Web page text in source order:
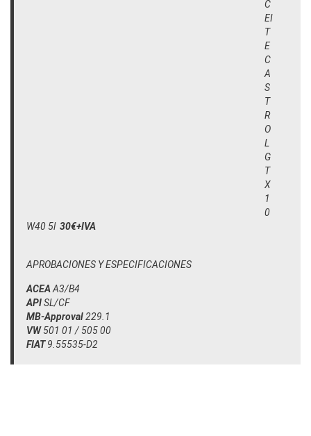
C
EI
T
E
C
A
S
T
R
O
L
G
T
X
1
0
W40 5l 30€+IVA
APROBACIONES Y ESPECIFICACIONES
ACEA A3/B4
APISL/CF
MB-Approval229.1
VW501 01 / 505 00
FIAT9.55535-D2